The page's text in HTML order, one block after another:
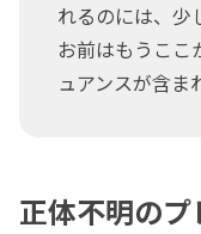
れるのには、少
お前はもうここ
ュアンスが含ま
正体不明の